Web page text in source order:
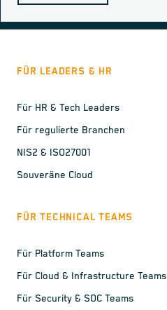
FÜR LEADERS & HR
Für HR & Tech Leaders
Für regulierte Branchen
NIS2 & ISO27001
Souveräne Cloud
FÜR TECHNICAL TEAMS
Für Platform Teams
Für Cloud & Infrastructure Teams
Für Security & SOC Teams